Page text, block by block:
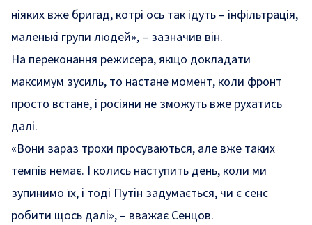
ніяких вже бригад, котрі ось так ідуть – інфiльтрація,
маленькі групи людей», – зазначив він.
На переконання режисера, якщо докладати
максимум зусиль, то настане момент, коли фронт
просто встане, і росіяни не зможуть вже рухатись
далі.
«Вони зараз трохи просуваються, але вже таких
темпів немає. І колись наступить день, коли ми
зупинимо їх, і тоді Путін задумається, чи є сенс
робити щось далі», – вважає Сенцов.